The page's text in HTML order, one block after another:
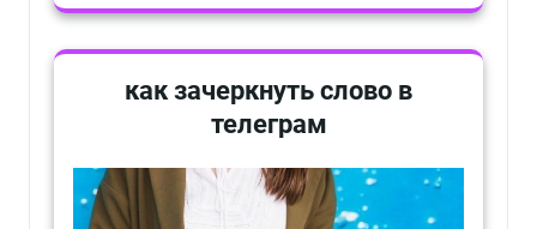
как зачеркнуть слово в
телеграм